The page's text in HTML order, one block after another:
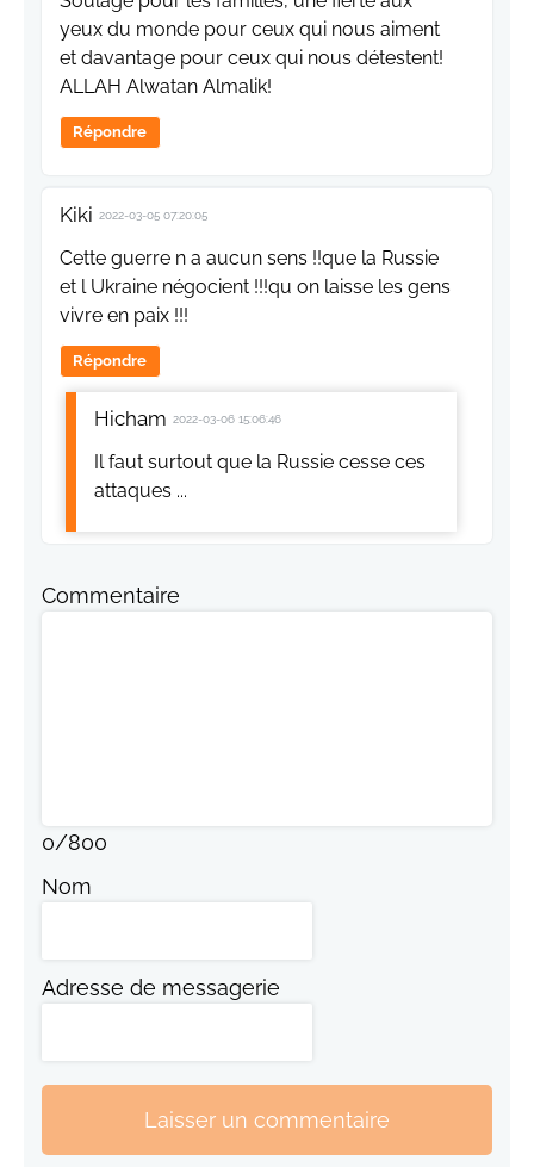
yeux du monde pour ceux qui nous aiment
et davantage pour ceux qui nous détestent!
ALLAH Alwatan Almalik!
Répondre
Kiki 2022-03-05 07:20:05
Cette guerre n a aucun sens !!que la Russie
et l Ukraine négocient !!!qu on laisse les gens
vivre en paix !!!
Répondre
Hicham 2022-03-06 15:06:46
Il faut surtout que la Russie cesse ces
attaques ...
Commentaire
0/800
Nom
Adresse de messagerie
Laisser un commentaire